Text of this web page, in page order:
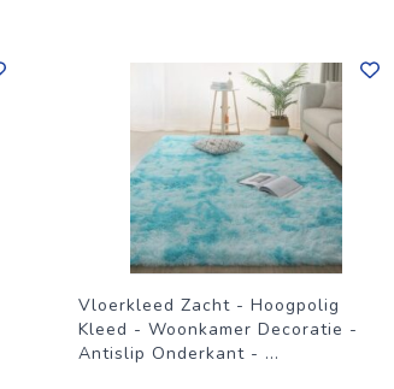
Vloerkleed Zacht - Hoogpolig
Kleed - Woonkamer Decoratie -
Antislip Onderkant - ...